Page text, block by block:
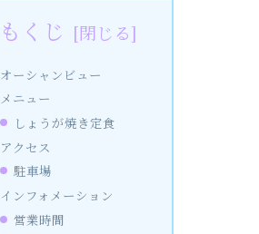
もくじ
オーシャンビュー
メニュー
しょうが焼き定食
アクセス
駐車場
インフォメーション
営業時間